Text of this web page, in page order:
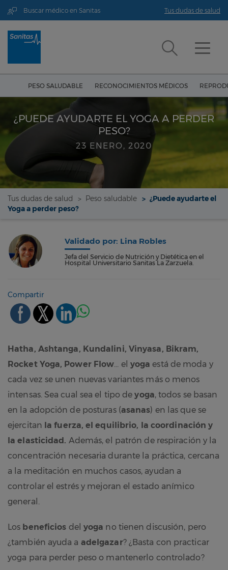
Buscar médico en Sanitas Tus dudas de salud
PESO SALUDABLE RECONOCIMIENTOS MÉDICOS
¿PUEDE AYUDARTE EL YOGA A PERDER
PESO?
23 ENERO, 2020
Tus dudas de salud Peso saludable
¿Puede ayudarte el
Yoga a perder peso?
Validado por: Lina Robles
Jefa del Servicio de Nutrición y Dietética en el
Hospital Universitario Sanitas La Zarzuela.
Compartir
Hatha, Ashtanga, Kundalini, Vinyasa, Bikram,
Rocket Yoga, Power Flow… el yoga está de moda y
cada vez se unen nuevas variantes más o menos
intensas. Sea cual sea el tipo deyoga, todos se basan
en la adopción de posturas (asanas) en las que se
ejercitan la fuerza, el equilibrio, la coordinación y
la elasticidad. Además, el patrón de respiración y la
concentración necesaria durante la práctica, cercana
a la meditación en muchos casos, ayudan a
controlar el estrés y mejoran el estado anímico
general.
Los beneficios del yoga no tienen discusión, pero
¿también ayuda a adelgazar? ¿Basta con practicar
yoga para perder peso o mantenerlo controlado?